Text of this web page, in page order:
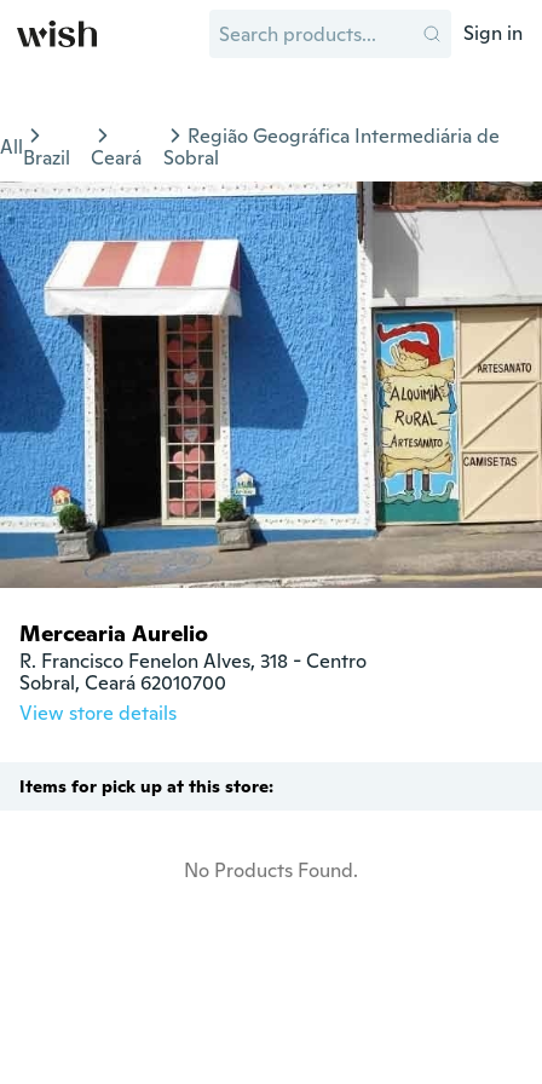
Sign in
AllBrazil Ceará
Região Geográfica Intermediária de
Sobral
Mercearia Aurelio
R. Francisco Fenelon Alves, 318 - Centro
Sobral, Ceará 62010700
View store details
Items for pick up at this store:
No Products Found.